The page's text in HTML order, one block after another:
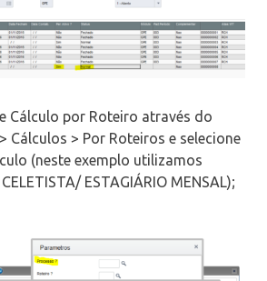
Cálculo por Roteiro através do
Cálculos > Por Roteiros e selecione
(neste exemplo utilizamos
ESTAGIÁRIO MENSAL);